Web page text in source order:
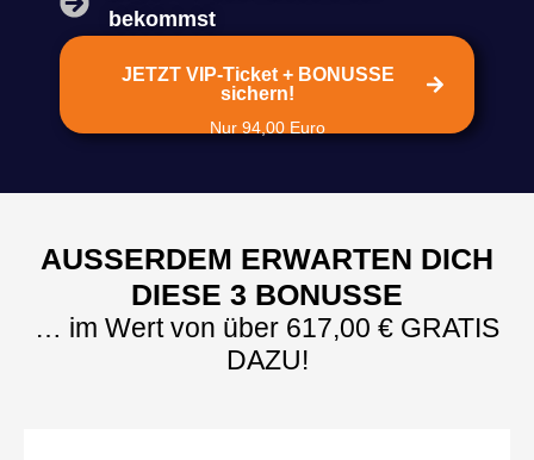
bekommst
JETZT VIP-Ticket + BONUSSE
sichern!
Nur 94,00 Euro
AUSSERDEM ERWARTEN DICH D
IESE 3 BONUSSE
… im Wert von über 617,00 € GRATIS
DAZU!